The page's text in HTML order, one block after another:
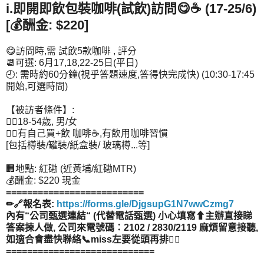
i.即開即飲包裝咖啡(試飲)訪問😋☕ (17-25/6)
[💰酬金: $220]
😋訪問時,需 試飲5款咖啡 , 評分
📆可選: 6月17,18,22-25日(平日)
🕘: 需時約60分鐘(視乎答題速度,答得快完成快) (10:30-17:45
開始,可選時間)
【被訪者條件】:
👉🏻18-54歲, 男/女
👉🏻有自己買+飲 咖啡☕,有飲用咖啡習慣
[包括樽裝/罐裝/紙盒裝/ 玻璃樽...等]
🏢地點: 紅磡 (近黃埔/紅磡MTR)
💰酬金: $220 現金
==========================
✏🔗報名表: https://forms.gle/DjgsupG1N7wwCzmg7
內有“公司甄選連結“ (代替電話甄選) 小心填寫⬆主辦直接睇
答案揀人做, 公司來電號碼：2102 / 2830/2119 麻煩留意接聽,
如適合會盡快聯絡📞miss左要從頭再排👂🏻
============================